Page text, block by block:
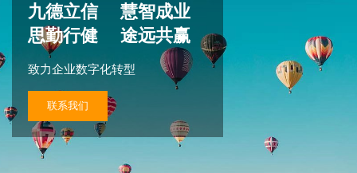
九德立信 慧智成业
思勤行健 途远共赢
致力企业数字化转型
联系我们